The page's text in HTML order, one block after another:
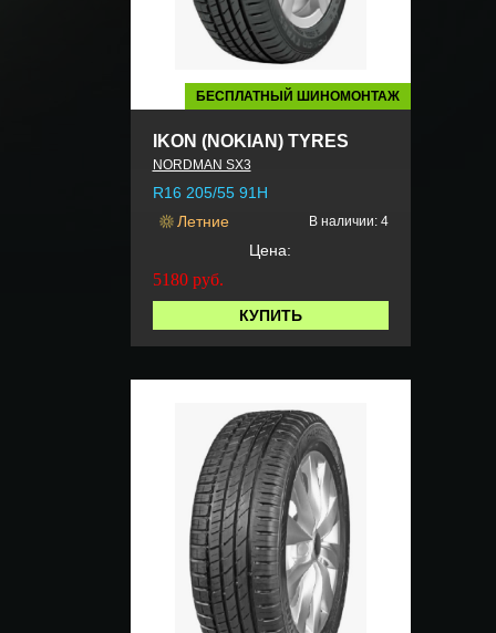
БЕСПЛАТНЫЙ ШИНОМОНТАЖ
IKON (NOKIAN) TYRES
NORDMAN SX3
R16 205/55 91H
Летние
В наличии: 4
Цена:
5180 руб.
КУПИТЬ